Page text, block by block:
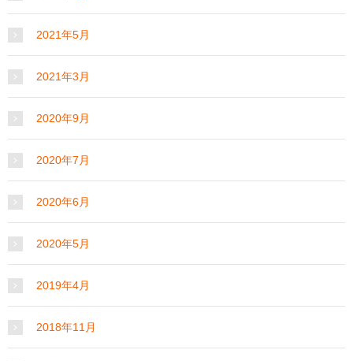
2021年5月
2021年3月
2020年9月
2020年7月
2020年6月
2020年5月
2019年4月
2018年11月